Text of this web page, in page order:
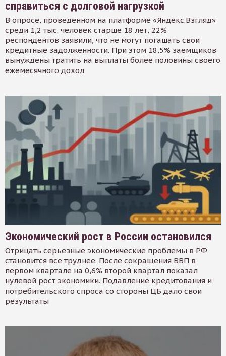
справиться с долговой нагрузкой
В опросе, проведенном на платформе «Яндекс.Взгляд»
среди 1,2 тыс. человек старше 18 лет, 22%
респондентов заявили, что не могут погашать свои
кредитные задолженности. При этом 18,5% заемщиков
вынуждены тратить на выплаты более половины своего
ежемесячного доход
Экономический рост в России остановился
Отрицать серьезные экономические проблемы в РФ
становится все труднее. После сокращения ВВП в
первом квартале на 0,6% второй квартал показал
нулевой рост экономики. Подавление кредитования и
потребительского спроса со стороны ЦБ дало свои
результаты